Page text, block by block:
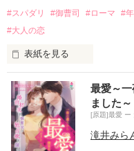
#スパダリ #御曹司 #ローマ #
#大人の恋
表紙を見る
☆大事なお知らせ☆
こちらの作品は、
2022年9月
スターツ出版・マカロン
す。
最愛～
ました～
[原題]最愛 ー
滝井みら